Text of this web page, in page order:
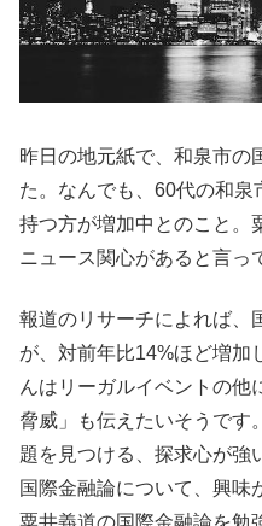
昨日の地元紙で、和泉市の
た。なんでも、60代の和
持つ方が増加中とのこと。
ニュース関心があると言っ
報道のリサーチによれば、
が、対前年比14%ほど増加
んはリーガルイベントの他
脅威」も伝えたいそうです
題を見つける、探求心が強
国際金融論について、興味
粟井義道の国際金融論を勉